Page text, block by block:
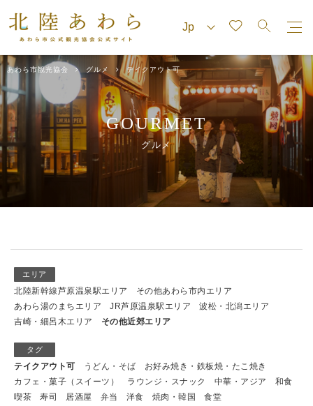
あわら市観光協会 グルメ テイクアウト可
GOURMET
グルメ
エリア
北陸新幹線芦原温泉駅エリア
その他あわら市内エリア
あわら湯のまちエリア
JR芦原温泉駅エリア
波松・北潟エリア
吉崎・細呂木エリア
その他近郊エリア
タグ
テイクアウト可 うどん・そば
お好み焼き・鉄板焼・たこ焼き
カフェ・菓子（スイーツ）
ラウンジ・スナック 中華・アジア
和食
喫茶
寿司 居酒屋 弁当 洋食 焼肉・韓国 食堂